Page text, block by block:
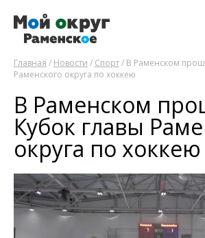
Главная / Новости / Спорт/ В Раменском
Раменского округа по хоккею
В Раменском
Кубок главы
округа по хоккею